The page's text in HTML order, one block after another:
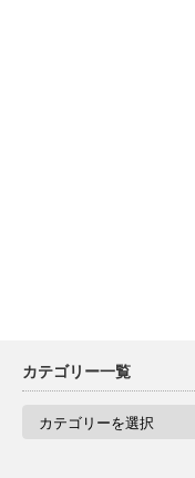
カテゴリー一覧